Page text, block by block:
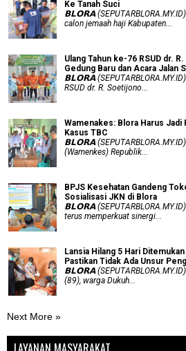
Ke Tanah Suci
𝗕𝗟𝗢𝗥𝗔
calon jemaah haji Kabupaten...
Ulang Tahun ke-76 RSUD dr.
Gedung Baru dan Acara Jalan
𝗕𝗟𝗢𝗥𝗔
RSUD dr. R. Soetijono...
Wamenakes: Blora Harus Jadi
Kasus TBC
𝗕𝗟𝗢𝗥𝗔
(Wamenkes) Republik...
BPJS Kesehatan Gandeng
Sosialisasi JKN di Blora
𝗕𝗟𝗢𝗥𝗔
terus memperkuat sinergi...
Lansia Hilang 5 Hari
Pastikan Tidak Ada Unsur
𝗕𝗟𝗢𝗥𝗔
(89), warga Dukuh...
Next More »